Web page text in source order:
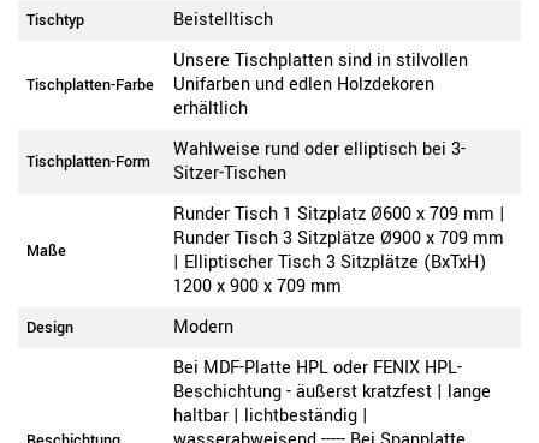
Tischtyp Beistelltisch
Tischplatten-Farbe
Unsere Tischplatten sind in stilvollen
Unifarben und edlen Holzdekoren
erhältlich
Tischplatten-Form
Wahlweise rund oder elliptisch bei 3-
Sitzer-Tischen
Maße
Runder Tisch 1 Sitzplatz Ø600 x 709 mm |
Runder Tisch 3 Sitzplätze Ø900 x 709 mm
| Elliptischer Tisch 3 Sitzplätze (BxTxH)
1200 x 900 x 709 mm
Design Modern
Bei MDF-Platte HPL oder FENIX HPL-
Beschichtung - äußerst kratzfest | lange
haltbar | lichtbeständig |